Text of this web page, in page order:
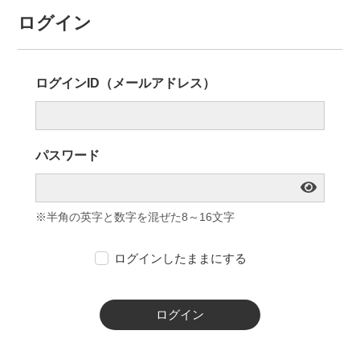
ログイン
ログインID（メールアドレス）
パスワード
※半角の英字と数字を混ぜた8～16文字
ログインしたままにする
ログイン